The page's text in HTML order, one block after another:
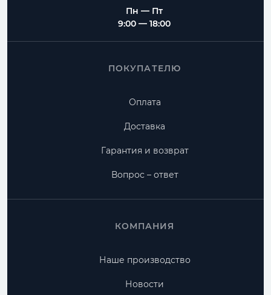
Пн — Пт
9:00 — 18:00
ПОКУПАТЕЛЮ
Оплата
Доставка
Гарантия и возврат
Вопрос – ответ
КОМПАНИЯ
Наше производство
Новости